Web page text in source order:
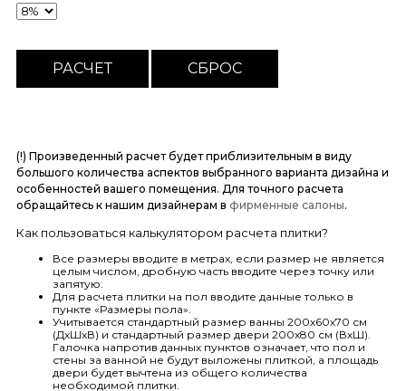
(!) Произведенный расчет будет приблизительным в виду
большого количества аспектов выбранного варианта дизайна и
особенностей вашего помещения. Для точного расчета
обращайтесь к нашим дизайнерам в фирменные салоны.
Как пользоваться калькулятором расчета плитки?
Все размеры вводите в метрах, если размер не является
целым числом, дробную часть вводите через точку или
запятую.
Для расчета плитки на пол вводите данные только в
пункте «Размеры пола».
Учитывается стандартный размер ванны 200х60х70 см
(ДхШхВ) и стандартный размер двери 200х80 см (ВхШ).
Галочка напротив данных пунктов означает, что пол и
стены за ванной не будут выложены плиткой, а площадь
двери будет вычтена из общего количества
необходимой плитки.